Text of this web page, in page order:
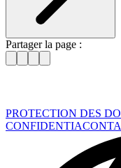
Partager la page :
PROTECTION DES
CONFIDENTIA